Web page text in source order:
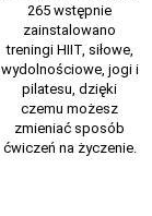
265 wstępnie
zainstalowano
treningi HIIT, siłowe,
wydolnościowe, jogi i
pilatesu, dzięki
czemu możesz
zmieniać sposób
ćwiczeń na życzenie.